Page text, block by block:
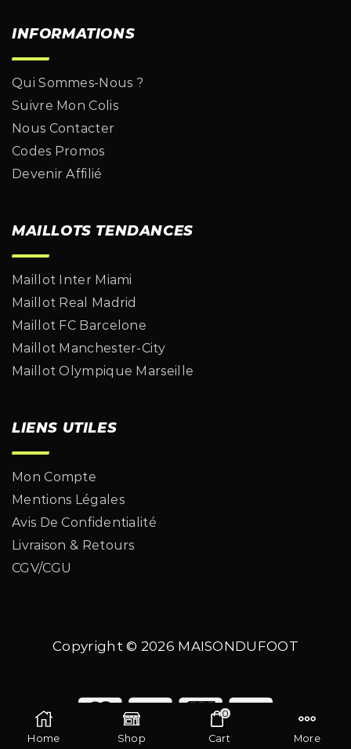
INFORMATIONS
Qui Sommes-Nous ?
Suivre Mon Colis
Nous Contacter
Codes Promos
Devenir Affilié
MAILLOTS TENDANCES
Maillot Inter Miami
Maillot Real Madrid
Maillot FC Barcelone
Maillot Manchester-City
Maillot Olympique Marseille
LIENS UTILES
Mon Compte
Mentions Légales
Avis De Confidentialité
Livraison & Retours
CGV/CGU
Copyright © 2026 MAISONDUFOOT
Home Shop
0
Cart More